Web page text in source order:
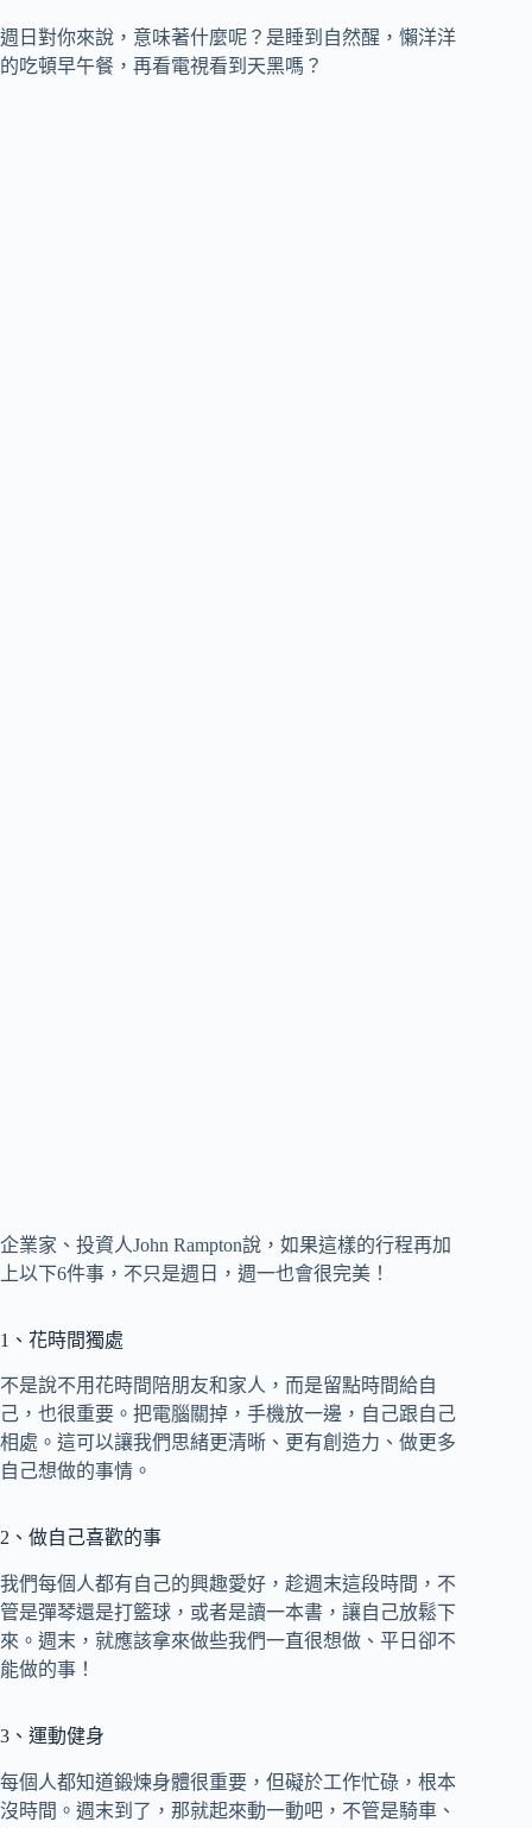
週日對你來說，意味著什麼呢？是睡到自然醒，懶洋洋
的吃頓早午餐，再看電視看到天黑嗎？
企業家、投資人John Rampton說，如果這樣的行程再加
上以下6件事，不只是週日，週一也會很完美！
1、花時間獨處
不是說不用花時間陪朋友和家人，而是留點時間給自
己，也很重要。把電腦關掉，手機放一邊，自己跟自己
相處。這可以讓我們思緒更清晰、更有創造力、做更多
自己想做的事情。
2、做自己喜歡的事
我們每個人都有自己的興趣愛好，趁週末這段時間，不
管是彈琴還是打籃球，或者是讀一本書，讓自己放鬆下
來。週末，就應該拿來做些我們一直很想做、平日卻不
能做的事！
3、運動健身
每個人都知道鍛煉身體很重要，但礙於工作忙碌，根本
沒時間。週末到了，那就起來動一動吧，不管是騎車、